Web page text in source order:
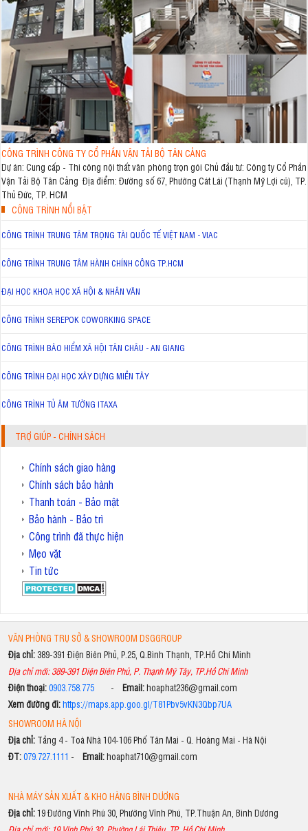
CÔNG TRÌNH CÔNG TY CỔ PHẦN VẬN TẢI BỘ TÂN CẢNG
Dự án: Cung cấp - Thi công nội thất văn phòng trọn gói Chủ đầu tư: Công ty Cổ Phần
Vận Tải Bộ Tân Cảng Địa điểm: Đường số 67, Phường Cát Lái (Thạnh Mỹ Lợi cũ), TP.
Thủ Đức, TP. HCM
CÔNG TRÌNH NỔI BẬT
CÔNG TRÌNH TRUNG TÂM TRỌNG TÀI QUỐC TẾ VIỆT NAM - VIAC
CÔNG TRÌNH TRUNG TÂM HÀNH CHÍNH CÔNG TP.HCM
ĐẠI HỌC KHOA HỌC XÃ HỘI & NHÂN VĂN
CÔNG TRÌNH SEREPOK COWORKING SPACE
CÔNG TRÌNH BẢO HIỂM XÃ HỘI TÂN CHÂU - AN GIANG
CÔNG TRÌNH ĐẠI HỌC XÂY DỰNG MIỀN TÂY
CÔNG TRÌNH TỦ ÂM TƯỜNG ITAXA
TRỢ GIÚP - CHÍNH SÁCH
Chính sách giao hàng
Chính sách bảo hành
Thanh toán - Bảo mật
Bảo hành - Bảo trì
Công trình đã thực hiện
Mẹo vặt
Tin tức
VĂN PHÒNG TRỤ SỞ & SHOWROOM DSGGROUP
Địa chỉ: 389-391 Điện Biên Phủ, P.25, Q.Bình Thạnh, TP.Hồ Chí Minh
Địa chỉ mới: 389-391 Điện Biên Phủ, P. Thạnh Mỹ Tây, TP.Hồ Chí Minh
Điện thoại:0903.758.775- Email:hoaphat236@gmail.com
Xem đường đi:https://maps.app.goo.gl/T81Pbv5vKN3Qbp7UA
SHOWROOM HÀ NỘI
Địa chỉ:Tầng 4 - Toà Nhà 104-106 Phố Tân Mai - Q. Hoàng Mai - Hà Nội
ĐT:079.727.1111 - Email:hoaphat710@gmail.com
NHÀ MÁY SẢN XUẤT & KHO HÀNG BÌNH DƯƠNG
Địa chỉ:19 Đường Vĩnh Phú 30, Phường Vĩnh Phú, TP.Thuận An, Bình Dương